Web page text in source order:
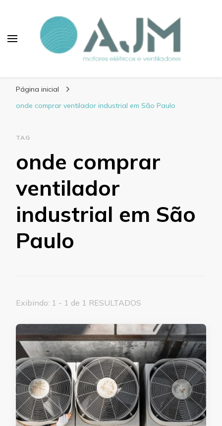
Elétricos e Ventiladores
Página inicial
onde comprar ventilador industrial em São Paulo
TAG
onde comprar
ventilador
industrial em São
Paulo
Exibindo: 1 - 1 de 1 RESULTADOS